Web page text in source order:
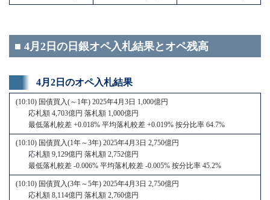
■ 4月2日の日銀オペ入札結果とオペ残高
4月2日のオペ入札結果
(10:10) 国債買入(～1年) 2025年4月3日 1,000億円
応札額 4,703億円 落札額 1,000億円
最低落札較差 +0.018% 平均落札較差 +0.019% 按分比率 64.7%
(10:10) 国債買入(1年～3年) 2025年4月3日 2,750億円
応札額 9,129億円 落札額 2,752億円
最低落札較差 -0.006% 平均落札較差 -0.005% 按分比率 45.2%
(10:10) 国債買入(3年～5年) 2025年4月3日 2,750億円
応札額 8,114億円 落札額 2,760億円